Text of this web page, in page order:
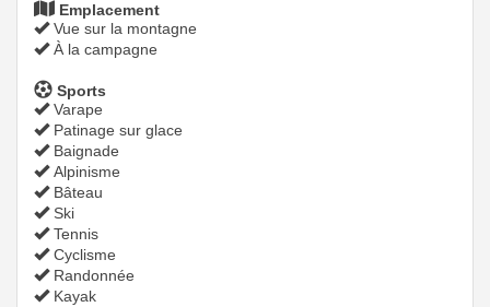
Emplacement
Vue sur la montagne
À la campagne
Sports
Varape
Patinage sur glace
Baignade
Alpinisme
Bâteau
Ski
Tennis
Cyclisme
Randonnée
Kayak